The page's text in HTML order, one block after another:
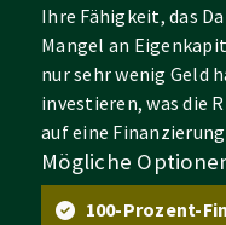
Ihre Fähigkeit, das
Mangel an
nur sehr wenig Geld
investieren, was die
auf eine
Mögliche
100-Prozent-